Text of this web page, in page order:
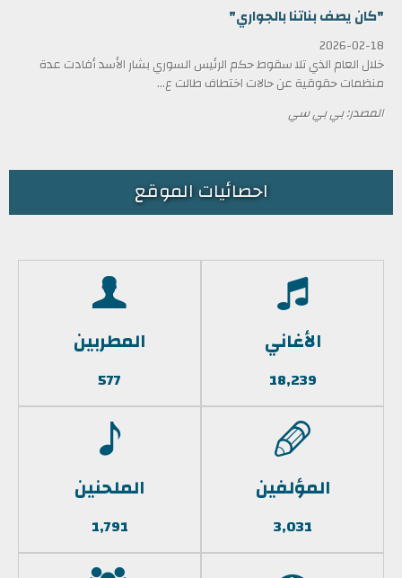
"كان يصف بناتنا بالجواري"
2026-02-18
خلال العام الذي تلا سقوط حكم الرئيس السوري بشار الأسد أفادت عدة
منظمات حقوقية عن حالات اختطاف طالت ع...
المصدر: بي بي سي
احصائيات الموقع
الأغاني
18,239
المطربين
577
المؤلفين
3,031
الملحنين
1,791